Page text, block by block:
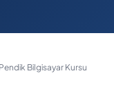
Pendik Bilgisayar Kursu